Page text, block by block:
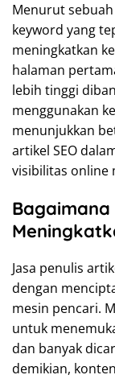
Menurut
keyword yang
meningkatkan
halaman
lebih tinggi
menggunakan
menunjukkan
artikel SEO
visibilitas online
Bagaimana
Jasa penulis
dengan
mesin pencari.
untuk
dan banyak
demikian,